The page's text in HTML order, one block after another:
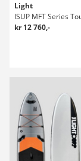
Light
kr 12 760,-